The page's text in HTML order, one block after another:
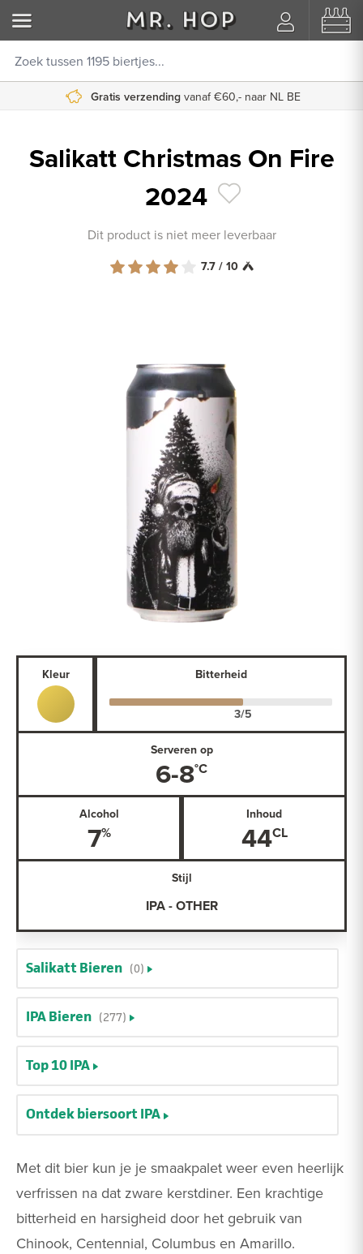
Gratis verzending vanaf €60,- naar NL BE
Salikatt Christmas On Fire
2024
Dit product is niet meer leverbaar
7.7 / 10
Met dit bier kun je je smaakpalet weer even heerlijk
verfrissen na dat zware kerstdiner. Een krachtige
bitterheid en harsigheid door het gebruik van
Chinook, Centennial, Columbus en Amarillo.
Kleur Bitterheid
Serveren op
6-8
Alcohol
7
Inhoud
44
Stijl
IPA - OTHER
Salikatt Bieren (0)
IPA Bieren (277)
Top 10 IPA
Ontdek biersoort IPA